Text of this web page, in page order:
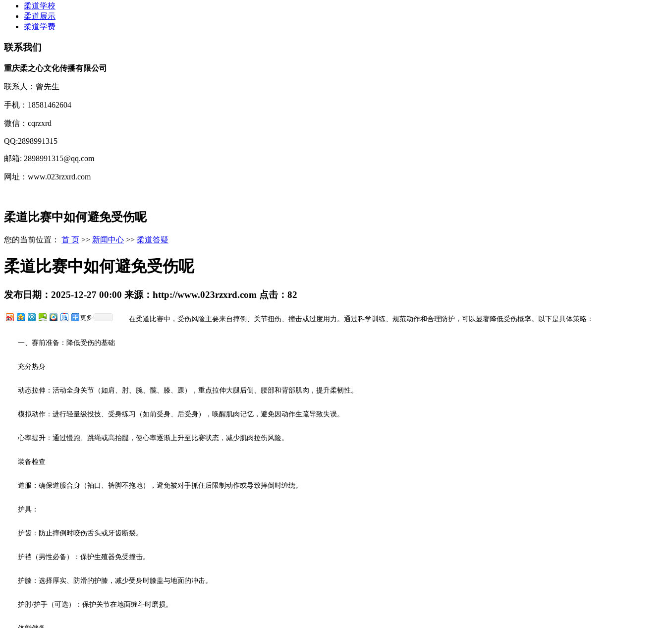
柔道学校
柔道展示
柔道学费
联系我们
重庆柔之心文化传播有限公司
联系人：曾先生
手机：18581462604
微信：cqrzxrd
QQ:2898991315
邮箱: 2898991315@qq.com
网址：www.023rzxrd.com
柔道比赛中如何避免受伤呢
您的当前位置： 首 页 >> 新闻中心 >> 柔道答疑
柔道比赛中如何避免受伤呢
发布日期： 2025-12-27 00:00 来源： http://www.023rzxrd.com 点击： 82
更多 在柔道比赛中，受伤风险主要来自摔倒、关节扭伤、撞击或过度用力。通过科学训练、规范动作和合理防护，可以显著降低受伤概率。以下是具体策略：
一、赛前准备：降低受伤的基础
充分热身
动态拉伸：活动全身关节（如肩、肘、腕、髋、膝、踝），重点拉伸大腿后侧、腰部和背部肌肉，提升柔韧性。
模拟动作：进行轻量级投技、受身练习（如前受身、后受身），唤醒肌肉记忆，避免因动作生疏导致失误。
心率提升：通过慢跑、跳绳或高抬腿，使心率逐渐上升至比赛状态，减少肌肉拉伤风险。
装备检查
道服：确保道服合身（袖口、裤脚不拖地），避免被对手抓住后限制动作或导致摔倒时缠绕。
护具：
护齿：防止摔倒时咬伤舌头或牙齿断裂。
护裆（男性必备）：保护生殖器免受撞击。
护膝：选择厚实、防滑的护膝，减少受身时膝盖与地面的冲击。
护肘/护手（可选）：保护关节在地面缠斗时磨损。